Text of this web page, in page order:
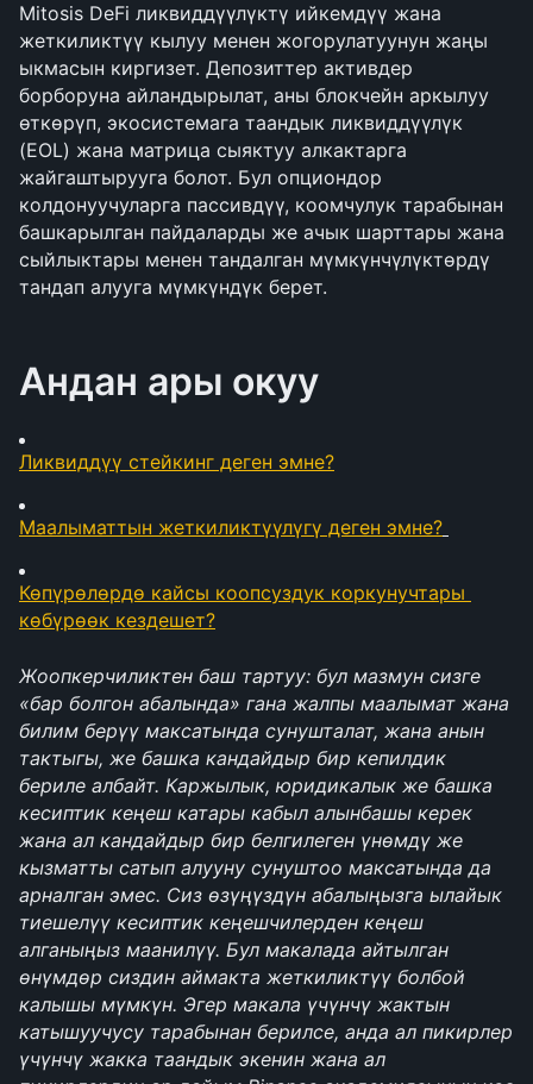
Mitosis DeFi ликвиддүүлүктү ийкемдүү жана
жеткиликтүү кылуу менен жогорулатуунун жаңы
ыкмасын киргизет. Депозиттер активдер
борборуна айландырылат, аны блокчейн аркылуу
өткөрүп, экосистемага таандык ликвиддүүлүк
(EOL) жана матрица сыяктуу алкактарга
жайгаштырууга болот. Бул опциондор
колдонуучуларга пассивдүү, коомчулук тарабынан
башкарылган пайдаларды же ачык шарттары жана
сыйлыктары менен тандалган мүмкүнчүлүктөрдү
тандап алууга мүмкүндүк берет.
Андан ары окуу
Ликвиддүү стейкинг деген эмне?
Маалыматтын жеткиликтүүлүгү деген эмне?
Көпүрөлөрдө кайсы коопсуздук коркунучтары
көбүрөөк кездешет?
Жоопкерчиликтен баш тартуу: бул мазмун сизге
«бар болгон абалында» гана жалпы маалымат жана
билим берүү максатында сунушталат, жана анын
тактыгы, же башка кандайдыр бир кепилдик
бериле албайт. Каржылык, юридикалык же башка
кесиптик кеңеш катары кабыл алынбашы керек
жана ал кандайдыр бир белгилеген үнөмдү же
кызматты сатып алууну сунуштоо максатында да
арналган эмес. Сиз өзүңүздүн абалыңызга ылайык
тиешелүү кесиптик кеңешчилерден кеңеш
алганыңыз маанилүү. Бул макалада айтылган
өнүмдөр сиздин аймакта жеткиликтүү болбой
калышы мүмкүн. Эгер макала үчүнчү жактын
катышуучусу тарабынан берилсе, анда ал пикирлер
үчүнчү жакка таандык экенин жана ал